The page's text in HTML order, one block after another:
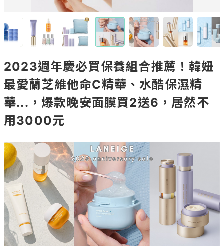
最愛蘭芝維他命C精華、水酷保濕精
華...，爆款晚安面膜買2送6，居然不
用3000元
Source/ IG@laneigetw、@laneige_kr
身為「潮流美妝霸主」的LANEIGE蘭芝，從創立以來
致力於精研肌膚科學，今年2023適逢蘭芝來台20週
年，蘭芝持續打造滿足各世代消費者的肌膚商品之